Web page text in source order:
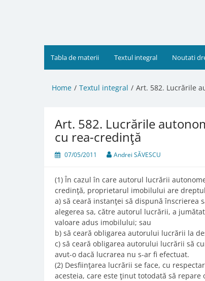
Tabla de materii Textul integral Noutati
Home Textul integral Art. 582. Lucrările
Art. 582. Lucrările
cu rea-credinţă
07/05/2011 Andrei SĂVESCU
(1) În cazul în care autorul lucrării
credinţă, proprietarul imobilului are
a) să ceară instanţei să dispună
alegerea sa, către autorul lucrării, a
valoare adus imobilului; sau
b) să ceară obligarea autorului lucrării la
c) să ceară obligarea autorului lucrării să
avut-o dacă lucrarea nu s-ar fi efectuat.
(2) Desfiinţarea lucrării se face, cu
acesteia, care este ţinut totodată să